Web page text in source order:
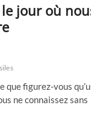
jour où
que figurez-vous
ne connaissez sans